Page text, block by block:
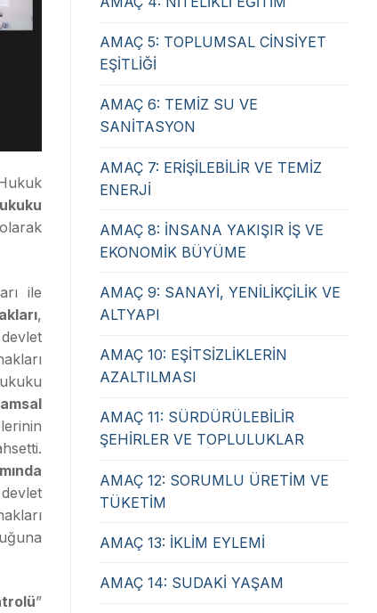
ile
,
”
AMAÇ 5: TOPLUMSAL CİNSİYET
EŞİTLİĞİ
AMAÇ 6: TEMİZ SU VE
SANİTASYON
AMAÇ 7: ERİŞİLEBİLİR VE TEMİZ
ENERJİ
AMAÇ 8: İNSANA YAKIŞIR İŞ VE
EKONOMİK BÜYÜME
AMAÇ 9: SANAYİ, YENİLİKÇİLİK VE
ALTYAPI
AMAÇ 10: EŞİTSİZLİKLERİN
AZALTILMASI
AMAÇ 11: SÜRDÜRÜLEBİLİR
ŞEHİRLER VE TOPLULUKLAR
AMAÇ 12: SORUMLU ÜRETİM VE
TÜKETİM
AMAÇ 13: İKLİM EYLEMİ
AMAÇ 14: SUDAKİ YAŞAM